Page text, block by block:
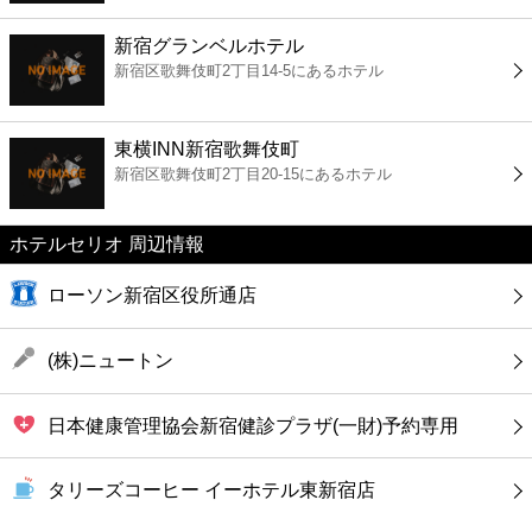
ファミレス
ファーストフード
カフェ
ショッピング
銀行
公共
ホテル
新宿グランベルホテル
新宿区歌舞伎町2丁目14-5にあるホテル
東横INN新宿歌舞伎町
新宿区歌舞伎町2丁目20-15にあるホテル
ホテルセリオ 周辺情報
ローソン新宿区役所通店
(株)ニュートン
日本健康管理協会新宿健診プラザ(一財)予約専用
タリーズコーヒー イーホテル東新宿店